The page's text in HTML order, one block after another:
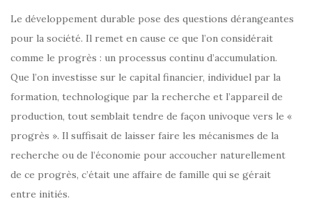
Le développement durable pose des questions dérangeantes
pour la société. Il remet en cause ce que l’on considérait
comme le progrès : un processus continu d’accumulation.
Que l’on investisse sur le capital financier, individuel par la
formation, technologique par la recherche et l’appareil de
production, tout semblait tendre de façon univoque vers le «
progrès ». Il suffisait de laisser faire les mécanismes de la
recherche ou de l’économie pour accoucher naturellement
de ce progrès, c’était une affaire de famille qui se gérait
entre initiés.